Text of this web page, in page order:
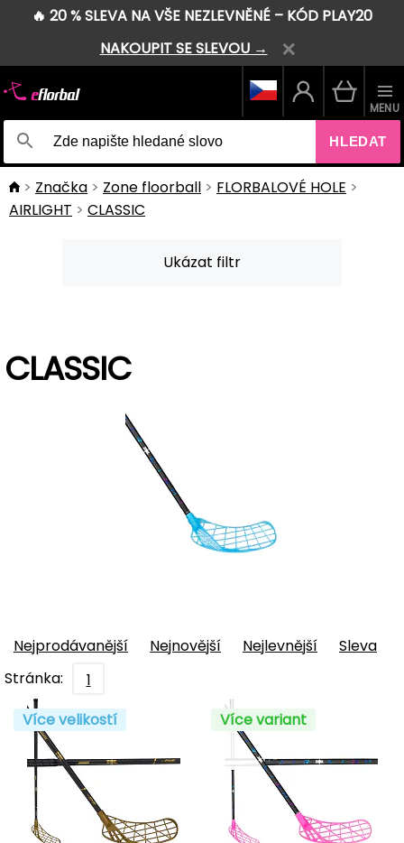
🔥 20 % SLEVA NA VŠE NEZLEVNĚNÉ – KÓD PLAY20
NAKOUPIT SE SLEVOU →
HLEDAT
MENU
Značka Zone floorball
FLORBALOVÉ HOLE
AIRLIGHT
CLASSIC
Ukázat filtr
CLASSIC
Nejprodávanější Nejnovější Nejlevnější
Sleva
Stránka:
1
Více velikostí
Více variant